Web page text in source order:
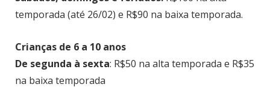
temporada (até 26/02) e R$90 na baixa temporada.
Crianças de 6 a 10 anos
De segunda à sexta: R$50 na alta temporada e R$35
na baixa temporada